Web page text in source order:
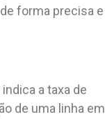
forma precisa e
a taxa de
de uma linha em